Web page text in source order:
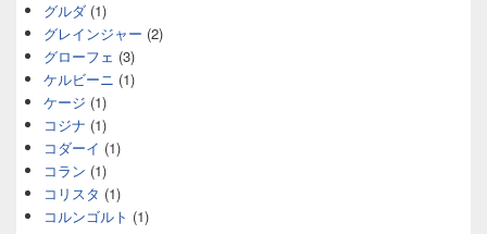
グルダ (1)
グレインジャー (2)
グローフェ (3)
ケルビーニ (1)
ケージ (1)
コジナ (1)
コダーイ (1)
コラン (1)
コリスタ (1)
コルンゴルト (1)